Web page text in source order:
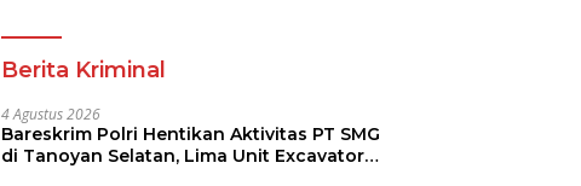
Pramuka
Berita Kriminal
4 Agustus 2026
Bareskrim Polri Hentikan Aktivitas PT SMG
di Tanoyan Selatan, Lima Unit Excavator